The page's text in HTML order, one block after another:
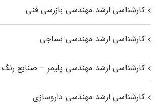
کارشناسی ارشد مهندسی بازرسی فنی
کارشناسی ارشد مهندسی نساجی
کارشناسی ارشد مهندسی پلیمر – صنایع رنگ
کارشناسی ارشد مهندسی داروسازی